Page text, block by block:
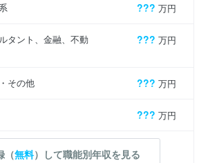
??? 万円
タント、金融、不動
??? 万円
その他 ??? 万円
??? 万円
（無料）して職能別年収を見る